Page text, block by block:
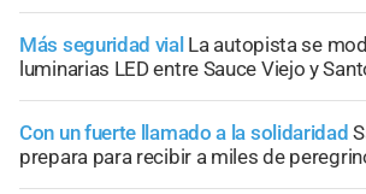
Más seguridad vial La autopista se
luminarias LED entre Sauce Viejo y
Con un fuerte llamado a la solidaridad
prepara para recibir a miles de